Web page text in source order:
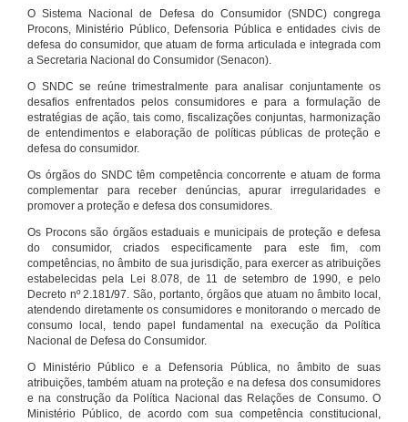
O Sistema Nacional de Defesa do Consumidor (SNDC) congrega
Procons, Ministério Público, Defensoria Pública e entidades civis de
defesa do consumidor, que atuam de forma articulada e integrada com
a Secretaria Nacional do Consumidor (Senacon).
O SNDC se reúne trimestralmente para analisar conjuntamente os
desafios enfrentados pelos consumidores e para a formulação de
estratégias de ação, tais como, fiscalizações conjuntas, harmonização
de entendimentos e elaboração de políticas públicas de proteção e
defesa do consumidor.
Os órgãos do SNDC têm competência concorrente e atuam de forma
complementar para receber denúncias, apurar irregularidades e
promover a proteção e defesa dos consumidores.
Os Procons são órgãos estaduais e municipais de proteção e defesa
do consumidor, criados especificamente para este fim, com
competências, no âmbito de sua jurisdição, para exercer as atribuições
estabelecidas pela Lei 8.078, de 11 de setembro de 1990, e pelo
Decreto nº 2.181/97. São, portanto, órgãos que atuam no âmbito local,
atendendo diretamente os consumidores e monitorando o mercado de
consumo local, tendo papel fundamental na execução da Política
Nacional de Defesa do Consumidor.
O Ministério Público e a Defensoria Pública, no âmbito de suas
atribuições, também atuam na proteção e na defesa dos consumidores
e na construção da Política Nacional das Relações de Consumo. O
Ministério Público, de acordo com sua competência constitucional,